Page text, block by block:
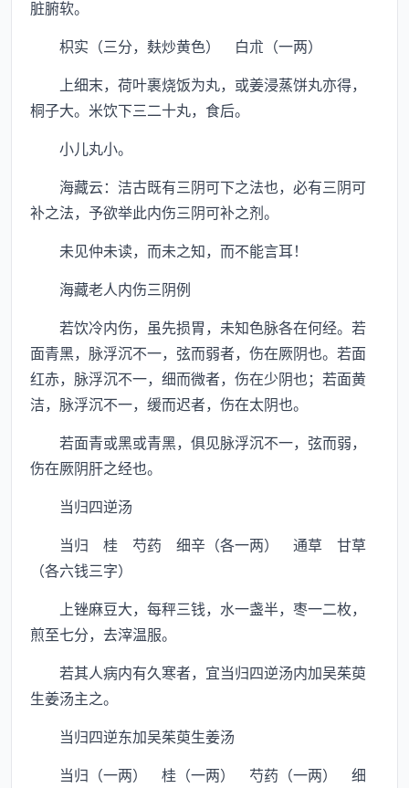
脏腑软。
枳实（三分，麸炒黄色） 白朮（一两）
上细末，荷叶裹烧饭为丸，或姜浸蒸饼丸亦得，
桐子大。米饮下三二十丸，食后。
小儿丸小。
海藏云：洁古既有三阴可下之法也，必有三阴可
补之法，予欲举此内伤三阴可补之剂。
未见仲未读，而未之知，而不能言耳！
海藏老人内伤三阴例
若饮冷内伤，虽先损胃，未知色脉各在何经。若
面青黑，脉浮沉不一，弦而弱者，伤在厥阴也。若面
红赤，脉浮沉不一，细而微者，伤在少阴也；若面黄
洁，脉浮沉不一，缓而迟者，伤在太阴也。
若面青或黑或青黑，俱见脉浮沉不一，弦而弱，
伤在厥阴肝之经也。
当归四逆汤
当归 桂 芍药 细辛（各一两） 通草 甘草
（各六钱三字）
上锉麻豆大，每秤三钱，水一盏半，枣一二枚，
煎至七分，去滓温服。
若其人病内有久寒者，宜当归四逆汤内加吴茱萸
生姜汤主之。
当归四逆东加吴茱萸生姜汤
当归（一两） 桂（一两） 芍药（一两） 细